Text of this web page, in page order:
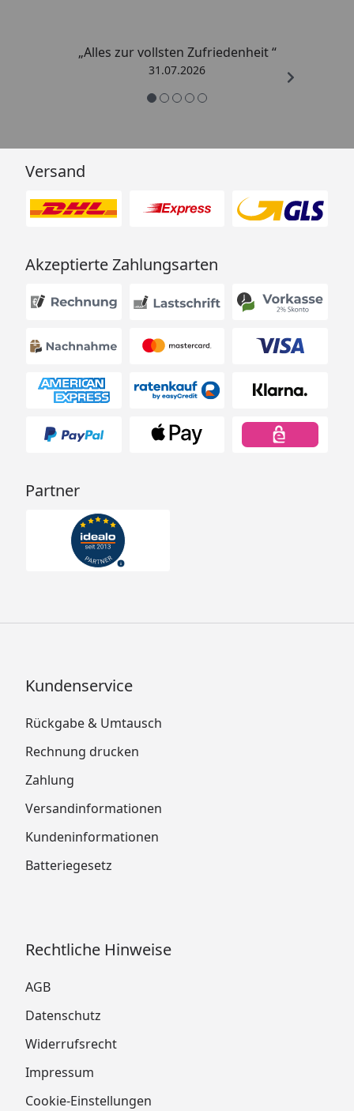
„Alles zur vollsten Zufriedenheit “
31.07.2026
Versand
Akzeptierte Zahlungsarten
Partner
Kundenservice
Rückgabe & Umtausch
Rechnung drucken
Zahlung
Versandinformationen
Kundeninformationen
Batteriegesetz
Rechtliche Hinweise
AGB
Datenschutz
Widerrufsrecht
Impressum
Cookie-Einstellungen